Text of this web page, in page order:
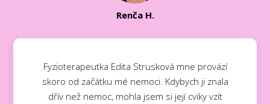
Renča H.
Fyzioterapeutka Edita Strusková mne provází
skoro od začátku mé nemoci. Kdybych ji znala
dřív než nemoc, mohla jsem si její cviky vzít